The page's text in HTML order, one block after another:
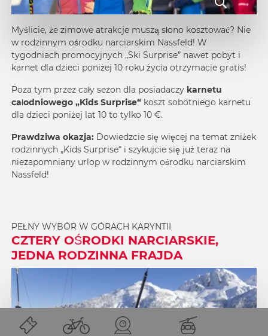
Myślicie, że zimowe atrakcje muszą słono kosztować? Nie
w rodzinnym ośrodku narciarskim Nassfeld! W
tygodniach promocyjnych „Ski Surprise” nawet pobyt i
karnet dla dzieci poniżej 10 roku życia otrzymacie gratis!
Poza tym przez cały sezon dla posiadaczy karnetu
całodniowego „Kids Surprise“ koszt sobotniego karnetu
dla dzieci poniżej lat 10 to tylko 10 €.
Prawdziwa okazja: Dowiedzcie się więcej na temat zniżek
rodzinnych „Kids Surprise“ i szykujcie się już teraz na
niezapomniany urlop w rodzinnym ośrodku narciarskim
Nassfeld!
PEŁNY WYBÓR W GÓRACH KARYNTII
CZTERY OŚRODKI NARCIARSKIE,
JEDNA RODZINNA FRAJDA